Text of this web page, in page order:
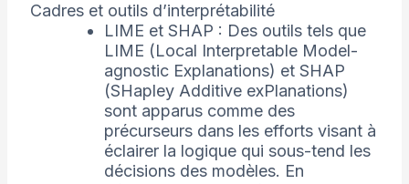
Cadres et outils d’interprétabilité
LIME et SHAP : Des outils tels que
LIME (Local Interpretable Model-
agnostic Explanations) et SHAP
(SHapley Additive exPlanations)
sont apparus comme des
précurseurs dans les efforts visant à
éclairer la logique qui sous-tend les
décisions des modèles. En